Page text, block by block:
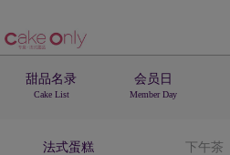
甜品名录
Cake List
会员日
Member Day
法式蛋糕 下午茶